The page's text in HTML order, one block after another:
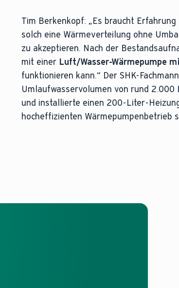
Tim Berkenkopf: „Es braucht
solch eine Wärmeverteilung ohne
zu akzeptieren. Nach der
mit einer Luft/Wasser-Wärmepumpe
funktionieren kann.“ Der SHK-
Umlaufwasservolumen von rund 2.000
und installierte einen 200-Liter-
hocheffizienten Wärmepumpenbetrieb